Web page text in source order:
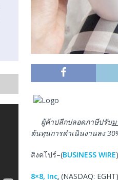
ผู้ค้าปลีกปลอดภาษีปรับม
ต้นทุนการดำเนินงานลง
สิงคโปร์–(BUSINESS WIRE
8×8, Inc. (NASDAQ: